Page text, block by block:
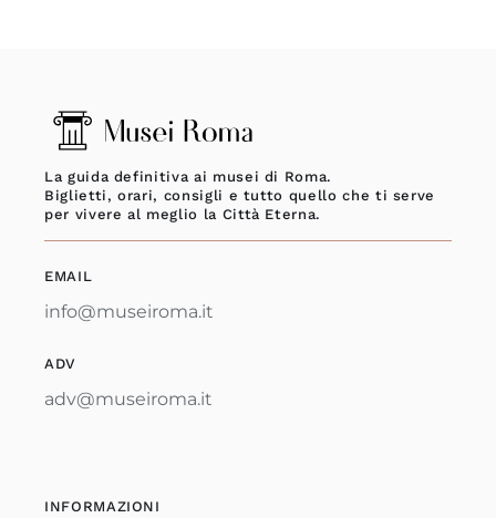
La guida definitiva ai musei di Roma.
Biglietti, orari, consigli e tutto quello che ti serve
per vivere al meglio la Città Eterna.
EMAIL
info@museiroma.it
ADV
adv@museiroma.it
INFORMAZIONI